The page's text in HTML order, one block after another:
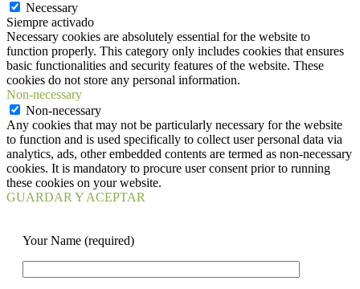
Necessary
Siempre activado
Necessary cookies are absolutely essential for the website to
function properly. This category only includes cookies that ensures
basic functionalities and security features of the website. These
cookies do not store any personal information.
Non-necessary
Non-necessary
Any cookies that may not be particularly necessary for the website
to function and is used specifically to collect user personal data via
analytics, ads, other embedded contents are termed as non-necessary
cookies. It is mandatory to procure user consent prior to running
these cookies on your website.
GUARDAR Y ACEPTAR
Your Name (required)